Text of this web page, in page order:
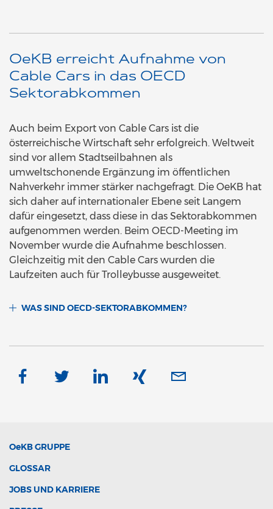
OeKB erreicht Aufnahme von
Cable Cars in das OECD
Sektorabkommen
Auch beim Export von Cable Cars ist die
österreichische Wirtschaft sehr erfolgreich. Weltweit
sind vor allem Stadtseilbahnen als
umweltschonende Ergänzung im öffentlichen
Nahverkehr immer stärker nachgefragt. Die OeKB hat
sich daher auf internationaler Ebene seit Langem
dafür eingesetzt, dass diese in das Sektorabkommen
aufgenommen werden. Beim OECD-Meeting im
November wurde die Aufnahme beschlossen.
Gleichzeitig mit den Cable Cars wurden die
Laufzeiten auch für Trolleybusse ausgeweitet.
WAS SIND OECD-SEKTORABKOMMEN?
OeKBGRUPPE
GLOSSAR
JOBS UND KARRIERE